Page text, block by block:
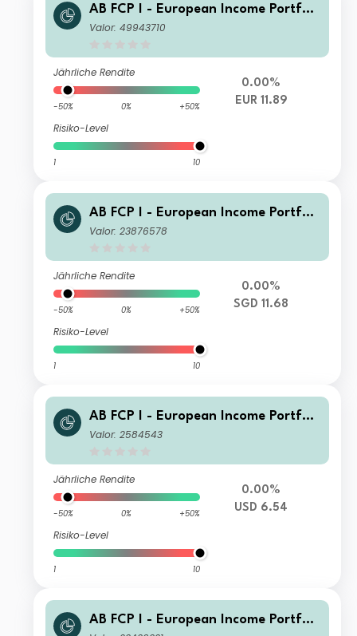
AB FCP I - European Income Portfoli
o WA EUR
Valor: 49943710
Jährliche Rendite
-50% 0% +50%
Risiko-Level
1 10
0.00%
EUR 11.89
AB FCP I - European Income Portfoli
o AT SGD H Inc
Valor: 23876578
Jährliche Rendite
-50% 0% +50%
Risiko-Level
1 10
0.00%
SGD 11.68
AB FCP I - European Income Portfoli
o C USD Inc
Valor: 2584543
Jährliche Rendite
-50% 0% +50%
Risiko-Level
1 10
0.00%
USD 6.54
AB FCP I - European Income Portfoli